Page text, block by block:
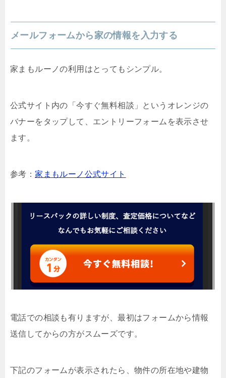
メールフォームから家の情報を入力する
家まもルーノの利用はとってもシンプル。
公式サイト内の「今すぐ無料相談」というオレンジの
バナーをタップして、エントリーフォームを表示させ
ます。
参考：家まもルーノ公式サイト
電話での相談も有りますが、最初はフォームから情報
送信してからの方がスムーズです。
下記のフォームが表示されたら、物件の所在地や建物